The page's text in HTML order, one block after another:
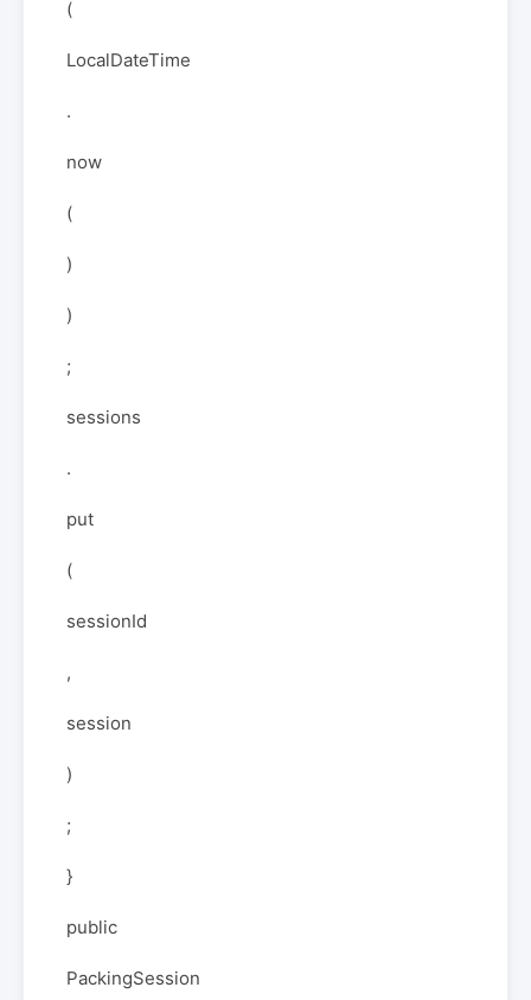
(
LocalDateTime
.
now
(
)
)
;
sessions
.
put
(
sessionId
,
session
)
;
}
public
PackingSession